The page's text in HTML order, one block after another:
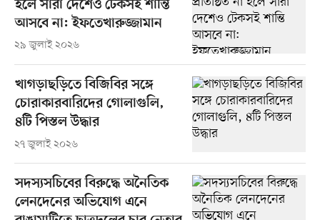
হলে সারা দেশেও টেকসই শান্তি
আসবে না: ইফতেখারুজ্জামান
২৯ জুলাই ২০২৬
খাগড়াছড়িতে বিজিবির সঙ্গে
চোরাকারবারিদের গোলাগুলি,
৪টি পিস্তল উদ্ধার
২৭ জুলাই ২০২৬
সদস্যসচিবের বিরুদ্ধে অনৈতিক
লেনদেনের অভিযোগ এনে